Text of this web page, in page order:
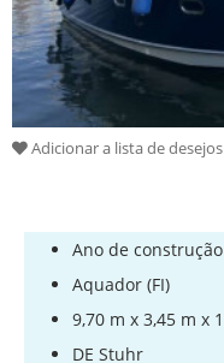
Adicionar a lista de desejos
Ano de
Aquador (FI)
9,70 m x 3,45 m x
DE Stuhr